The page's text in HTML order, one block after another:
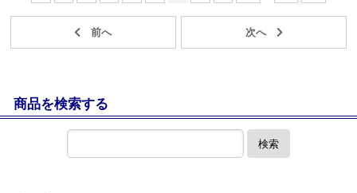
商品を検索する
検索